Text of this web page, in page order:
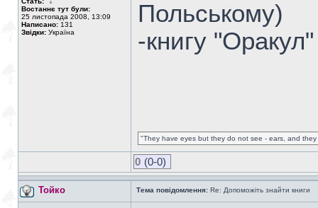
Востаннє тут були:
25 листопада 2008, 13:09
Написано: 131
Звідки: Україна
Польському)
-книгу "Оракул"
"They have eyes but they do not see - ears, and
0 (0-0)
Тойко Тема повідомлення: Re: Допоможіть знайти книги